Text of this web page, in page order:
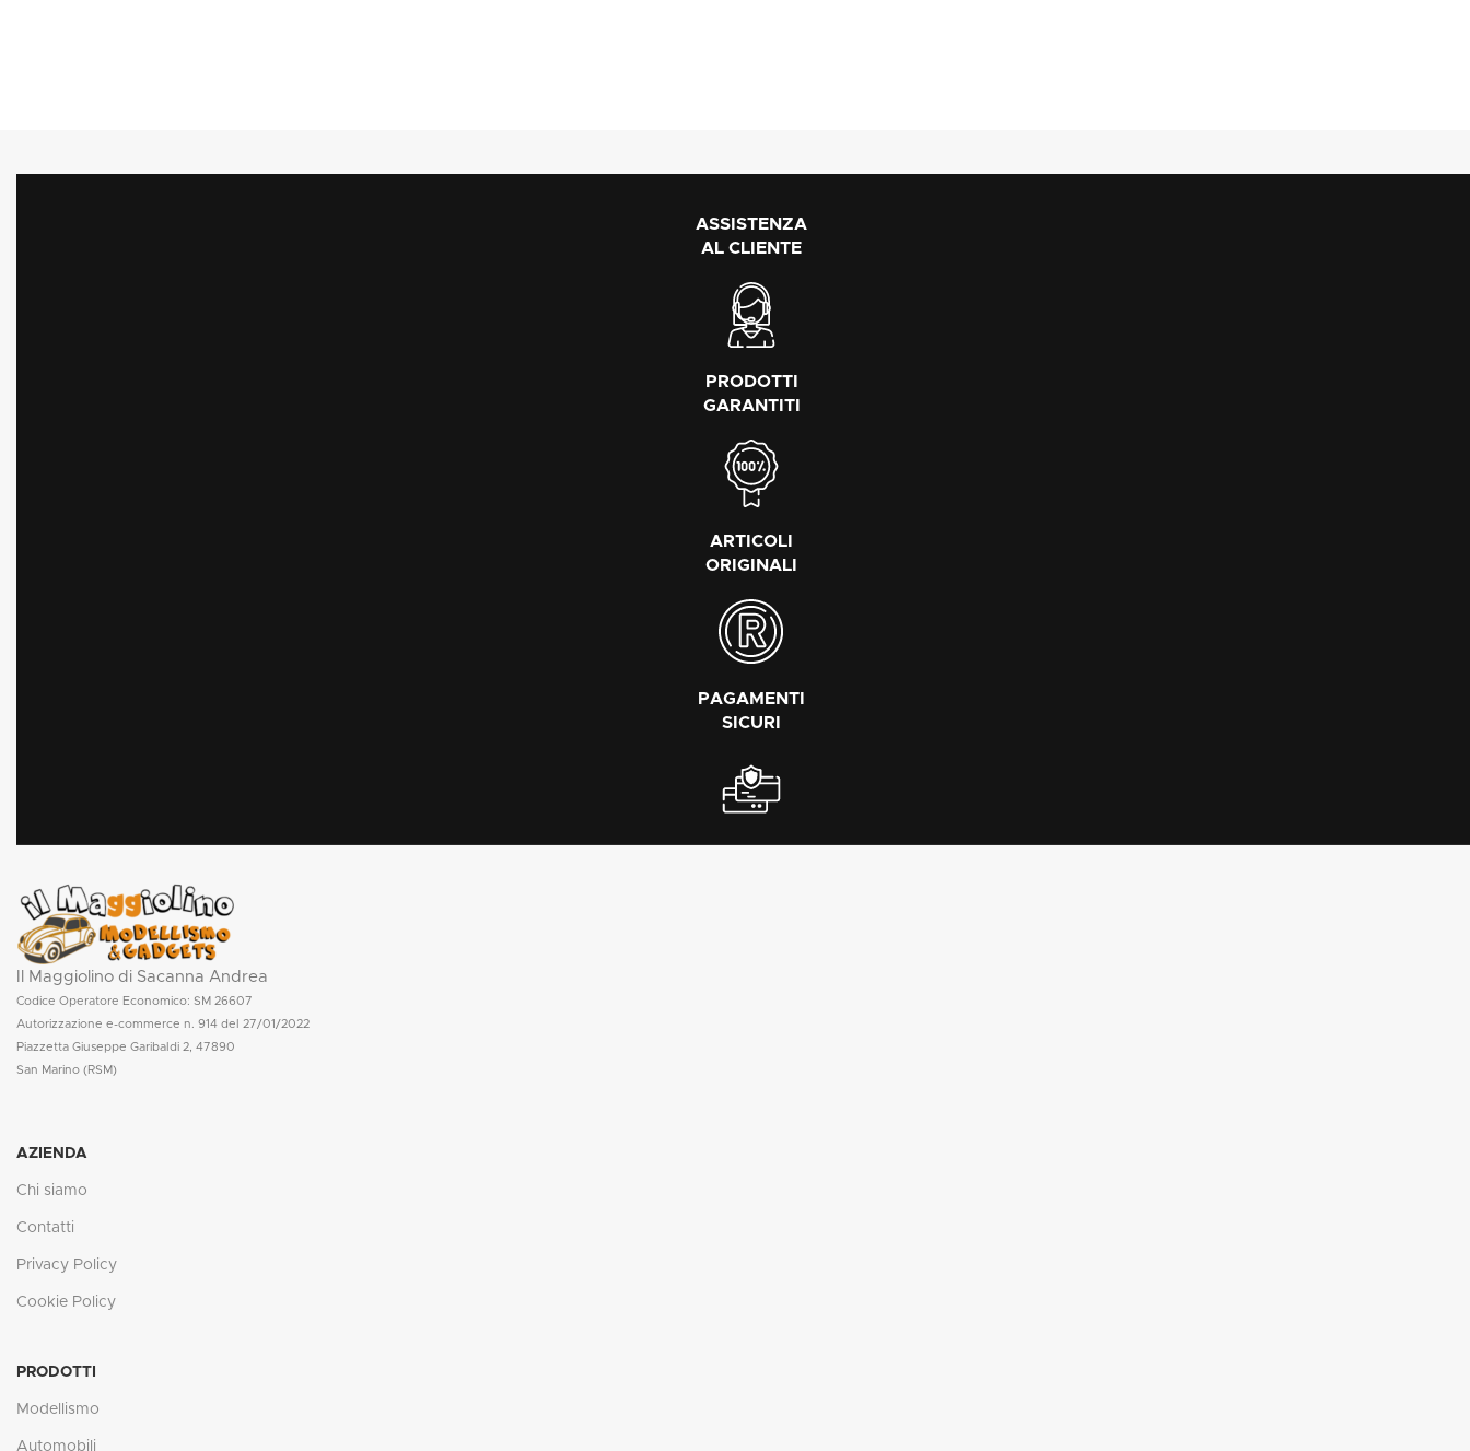
ASSISTENZA
AL CLIENTE
PRODOTTI
GARANTITI
ARTICOLI
ORIGINALI
PAGAMENTI
SICURI
Il Maggiolino di Sacanna Andrea
Codice Operatore Economico: SM 26607
Autorizzazione e-commerce n. 914 del 27/01/2022
Piazzetta Giuseppe Garibaldi 2, 47890
San Marino (RSM)
AZIENDA
Chi siamo
Contatti
Privacy Policy
Cookie Policy
PRODOTTI
Modellismo
Automobili